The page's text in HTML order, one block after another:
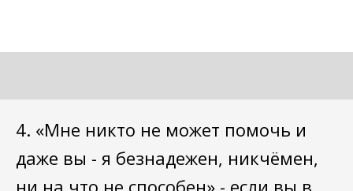
4. «Мне никто не может помочь и
даже вы - я безнадежен, никчёмен,
ни на что не способен» - если вы в